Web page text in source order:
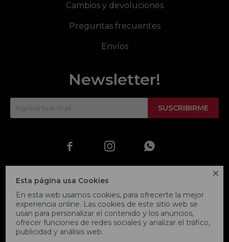

Esta página usa Cookies
En esta web usamos cookies, para ofrecerte la mejor
experiencia online. Las cookies de este sitio web se
usan para personalizar el contenido y los anuncios,
ofrecer funciones de redes sociales y analizar el tráfico,
publicidad y análisis web.
Cambios y devoluciones
Preguntas frecuentes
Envíos
Newsletter!
SUSCRIBIRME
  